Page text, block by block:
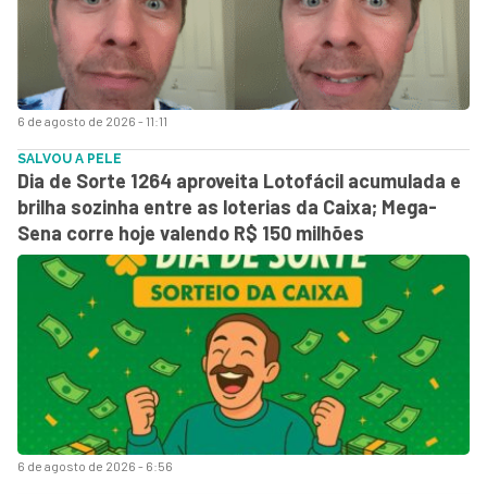
6 de agosto de 2026 - 11:11
6 de agosto de 2026 - 6:56
SALVOU A PELE
Dia de Sorte 1264 aproveita Lotofácil acumulada e
brilha sozinha entre as loterias da Caixa; Mega-
Sena corre hoje valendo R$ 150 milhões